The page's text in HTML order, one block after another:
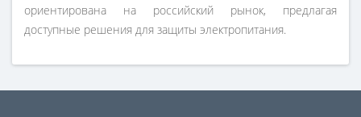
ориентирована на российский рынок, предлагая
доступные решения для защиты электропитания.